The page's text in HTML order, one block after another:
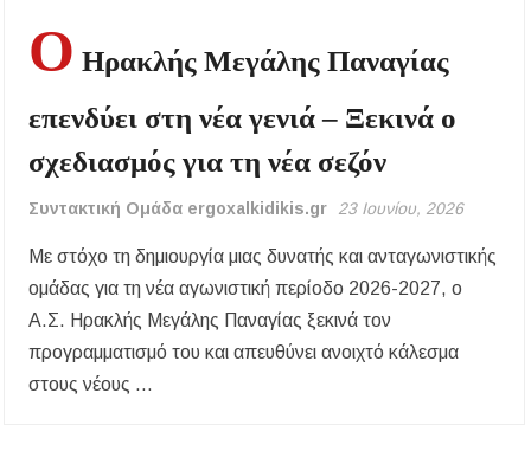
Ο Ηρακλής Μεγάλης Παναγίας
επενδύει στη νέα γενιά – Ξεκινά ο
σχεδιασμός για τη νέα σεζόν
Συντακτική Ομάδα ergoxalkidikis.gr 23 Ιουνίου, 2026
Με στόχο τη δημιουργία μιας δυνατής και ανταγωνιστικής
ομάδας για τη νέα αγωνιστική περίοδο 2026-2027, ο
Α.Σ. Ηρακλής Μεγάλης Παναγίας ξεκινά τον
προγραμματισμό του και απευθύνει ανοιχτό κάλεσμα
στους νέους …